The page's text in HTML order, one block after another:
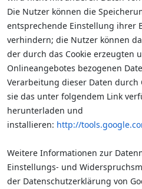
Die Nutzer können die
entsprechende Einstellung ihrer
verhindern; die Nutzer können
der durch das Cookie erzeugten
Onlineangebotes bezogenen
Verarbeitung dieser Daten
sie das unter folgendem Link
herunterladen und
installieren: http://
Weitere Informationen zur
Einstellungs- und
der Datenschutzerklärung von